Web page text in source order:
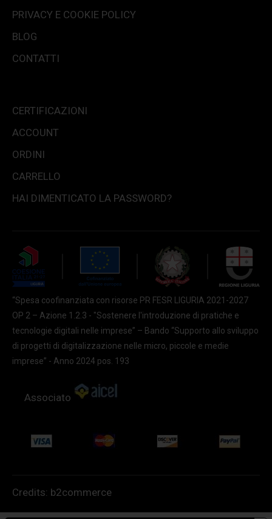
PRIVACY E COOKIE POLICY
BLOG
CONTATTI
CERTIFICAZIONI
ACCOUNT
ORDINI
CARRELLO
HAI DIMENTICATO LA PASSWORD?
“Spesa coofinanziata con risorse PR FESR LIGURIA 2021-2027
OP 2 – Azione 1.2.3 - "Sostenere l'introduzione di pratiche e
tecnologie digitali nelle imprese” – Bando “Supporto allo sviluppo
di progetti di digitalizzazione nelle micro, piccole e medie
imprese” - Anno 2024 pos. 193
Associato
Credits: b2commerce